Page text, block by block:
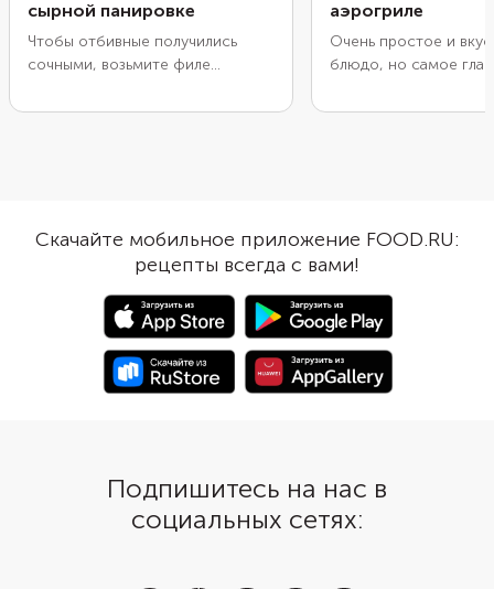
сырной панировке
Чтобы отбивные получились
сочными, возьмите филе
двойную панировку. Она
паприку и тертый сыр. Подавайте
отбивные с легким гарниром —
рисом, гречкой или салатом из
свежих овощей.
аэрогриле
Очень простое и
блюдо, но самое
просто и быстро.
румяной
Скачайте мобильное приложение FOOD.RU:
рецепты всегда с вами!
Подпишитесь на нас в
социальных сетях: